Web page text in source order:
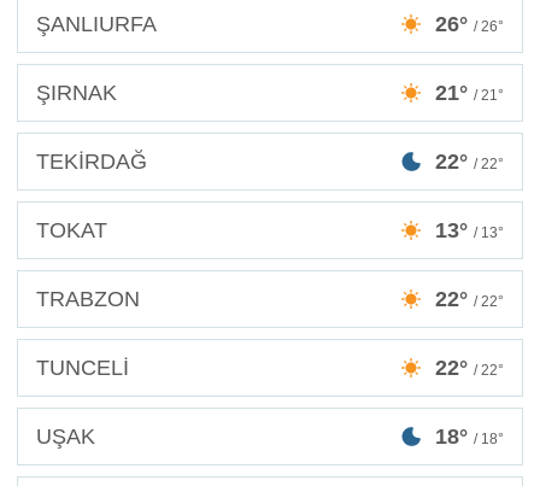
ŞANLIURFA 26° / 26°
ŞIRNAK 21° / 21°
TEKİRDAĞ 22° / 22°
TOKAT 13° / 13°
TRABZON 22° / 22°
TUNCELİ 22° / 22°
UŞAK 18° / 18°